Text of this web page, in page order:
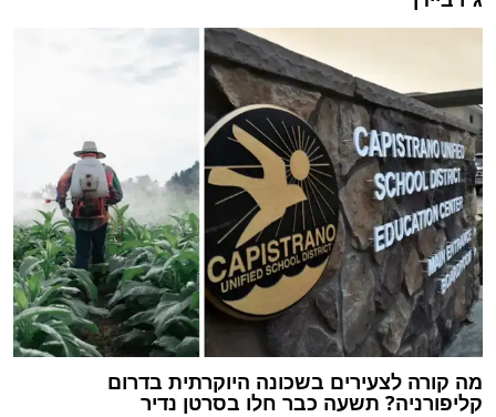
מה קורה לצעירים בשכונה היוקרתית בדרום
קליפורניה? תשעה כבר חלו בסרטן נדיר